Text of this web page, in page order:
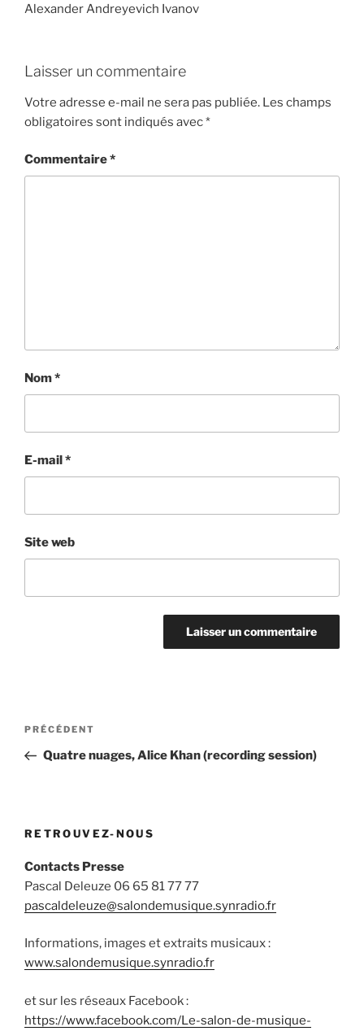
Alexander Andreyevich Ivanov
Laisser un commentaire
Votre adresse e-mail ne sera pas publiée. Les champs
obligatoires sont indiqués avec*
Commentaire*
Nom*
E-mail*
Site web
Navigation
l’article
Article
précédent
PRÉCÉDENT
Quatre nuages, Alice Khan (recording session)
RETROUVEZ-NOUS
Contacts Presse
Pascal Deleuze 06 65 81 77 77
pascaldeleuze@salondemusique.synradio.fr
Informations, images et extraits musicaux :
www.salondemusique.synradio.fr
et sur les réseaux Facebook :
https://www.facebook.com/Le-salon-de-musique-